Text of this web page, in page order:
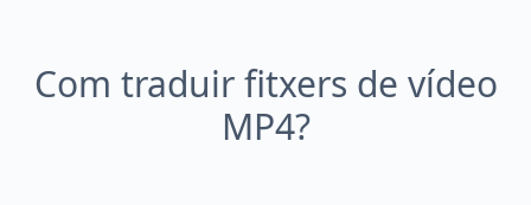
Com traduir fitxers de vídeo
MP4?